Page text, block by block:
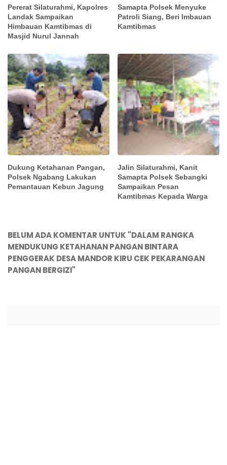
Pererat Silaturahmi, Kapolres
Landak Sampaikan
Himbauan Kamtibmas di
Masjid Nurul Jannah
Samapta Polsek Menyuke
Patroli Siang, Beri Imbauan
Kamtibmas
Dukung Ketahanan Pangan,
Polsek Ngabang Lakukan
Pemantauan Kebun Jagung
Jalin Silaturahmi, Kanit
Samapta Polsek Sebangki
Sampaikan Pesan
Kamtibmas Kepada Warga
BELUM ADA KOMENTAR UNTUK "DALAM RANGKA
MENDUKUNG KETAHANAN PANGAN BINTARA
PENGGERAK DESA MANDOR KIRU CEK PEKARANGAN
PANGAN BERGIZI"